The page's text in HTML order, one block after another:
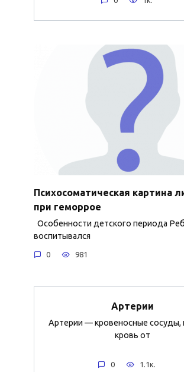
Психосоматическая картина
при геморрое
Особенности детского периода
воспитывался
0 981
Артерии
Артерии — кровеносные сосуды,
кровь от
0 1.1к.